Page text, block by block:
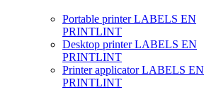
Portable printer LABELS EN
PRINTLINT
Desktop printer LABELS EN
PRINTLINT
Printer applicator LABELS EN
PRINTLINT